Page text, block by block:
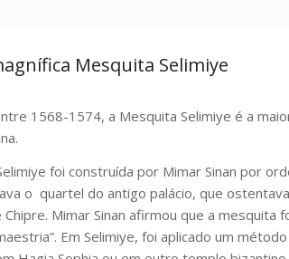
Mesquita Selimiye
1568-1574, a Mesquita Selimiye é a
foi construída por Mimar Sinan por
o quartel do antigo palácio, que
Mimar Sinan afirmou que a mesquita
Em Selimiye, foi aplicado um